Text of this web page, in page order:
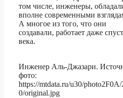
том числе, инженеры,
вполне современными
А многое из того, что они
создавали, работает даже
века.
Инженер Аль-Джазари.
фото:
https://mtdata.ru/u30/
0/original.jpg